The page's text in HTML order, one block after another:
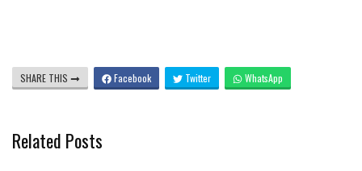
SHARE THIS Facebook Twitter WhatsApp
Related Posts